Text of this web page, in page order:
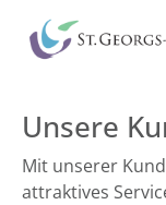
Unsere
Mit unserer
attraktives